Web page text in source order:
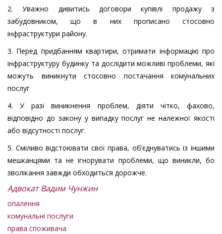
2. Уважно дивитись договори купівлі продажу з
забудовником, що в них прописано стосовно
інфраструктури району.
3. Перед придбанням квартири, отримати інформацію про
інфраструктуру будинку та дослідити можливі проблеми, які
можуть виникнути стосовно постачання комунальних
послуг
4. У разі виникнення проблем, діяти чітко, фахово,
відповідно до закону у випадку послуг не належної якості
або відсутності послуг.
5. Сміливо відстоювати свої права, об’єднуватись із іншими
мешканцями та не ігнорувати проблеми, що виникли, бо
зволікання завжди обходиться дорожче.
Адвокат Вадим Чунжин
опалення
комунальні послуги
права споживача